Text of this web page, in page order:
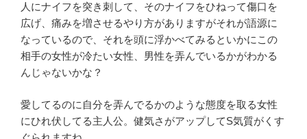
人にナイフを突き刺して、そのナイフをひねって傷口を
広げ、痛みを増させるやり方がありますがそれが語源に
なっているので、それを頭に浮かべてみるといかにこの
相手の女性が冷たい女性、男性を弄んでいるかがわかる
んじゃないかな？
愛してるのに自分を弄んでるかのような態度を取る女性
にひれ伏してる主人公。健気さがアップしてS気質がくす